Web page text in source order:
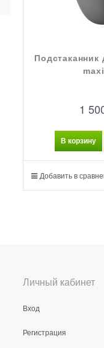
Подстаканник
1
В корзину
Добавить в
Личный кабинет
Вход
Регистрация